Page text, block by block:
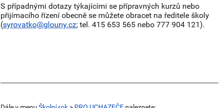
S případnými dotazy týkajícími se přípravných kurzů nebo
přijímacího řízení obecně se můžete obracet na ředitele školy
(syrovatko@glouny.cz; tel. 415 653 565 nebo 777 904 121).